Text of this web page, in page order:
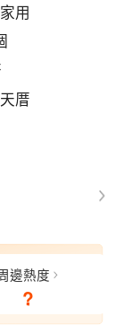
用
厝
邊熱度
?